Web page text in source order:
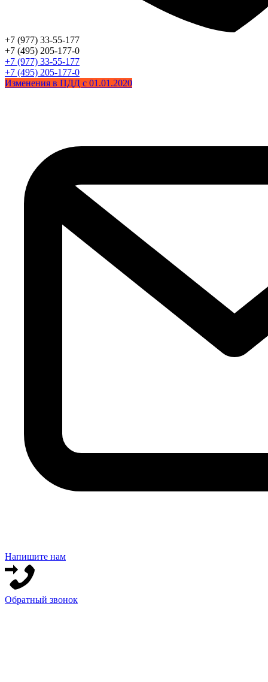
+7 (977) 33-55-177
+7 (495) 205-177-0
+7 (977) 33-55-177
+7 (495) 205-177-0
Изменения в ПДД с 01.01.2020
Напишите нам
Обратный звонок